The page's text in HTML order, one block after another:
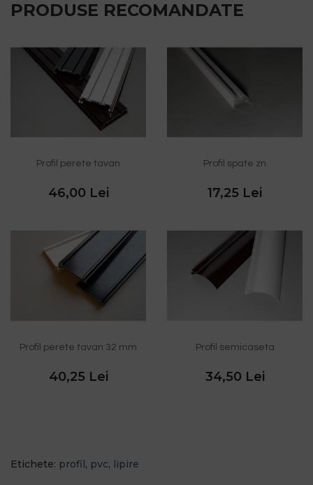
PRODUSE RECOMANDATE
Profil perete tavan
46,00 Lei
Profil spate zn
17,25 Lei
Profil perete tavan 32 mm
40,25 Lei
Profil semicaseta
34,50 Lei
Etichete: profil, pvc, lipire